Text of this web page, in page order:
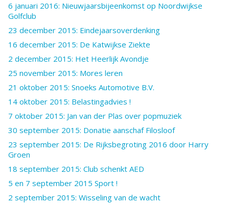
6 januari 2016: Nieuwjaarsbijeenkomst op Noordwijkse
Golfclub
23 december 2015: Eindejaarsoverdenking
16 december 2015: De Katwijkse Ziekte
2 december 2015: Het Heerlijk Avondje
25 november 2015: Mores leren
21 oktober 2015: Snoeks Automotive B.V.
14 oktober 2015: Belastingadvies !
7 oktober 2015: Jan van der Plas over popmuziek
30 september 2015: Donatie aanschaf Filosloof
23 september 2015: De Rijksbegroting 2016 door Harry
Groen
18 september 2015: Club schenkt AED
5 en 7 september 2015 Sport !
2 september 2015: Wisseling van de wacht